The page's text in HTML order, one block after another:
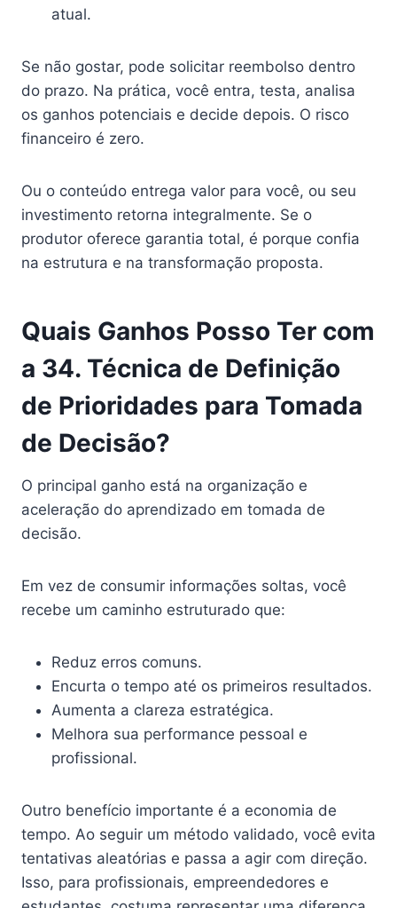
atual.
Se não gostar, pode solicitar reembolso dentro
do prazo. Na prática, você entra, testa, analisa
os ganhos potenciais e decide depois. O risco
financeiro é zero.
Ou o conteúdo entrega valor para você, ou seu
investimento retorna integralmente. Se o
produtor oferece garantia total, é porque confia
na estrutura e na transformação proposta.
Quais Ganhos Posso Ter com
a 34. Técnica de Definição
de Prioridades para Tomada
de Decisão?
O principal ganho está na organização e
aceleração do aprendizado em tomada de
decisão.
Em vez de consumir informações soltas, você
recebe um caminho estruturado que:
Reduz erros comuns.
Encurta o tempo até os primeiros resultados.
Aumenta a clareza estratégica.
Melhora sua performance pessoal e
profissional.
Outro benefício importante é a economia de
tempo. Ao seguir um método validado, você evita
tentativas aleatórias e passa a agir com direção.
Isso, para profissionais, empreendedores e